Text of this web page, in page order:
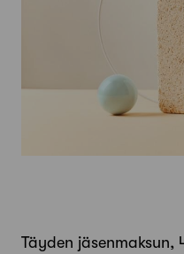
Täyden jäsenmaksun,